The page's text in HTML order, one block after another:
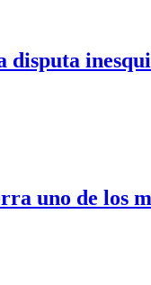
disputa
uno de los